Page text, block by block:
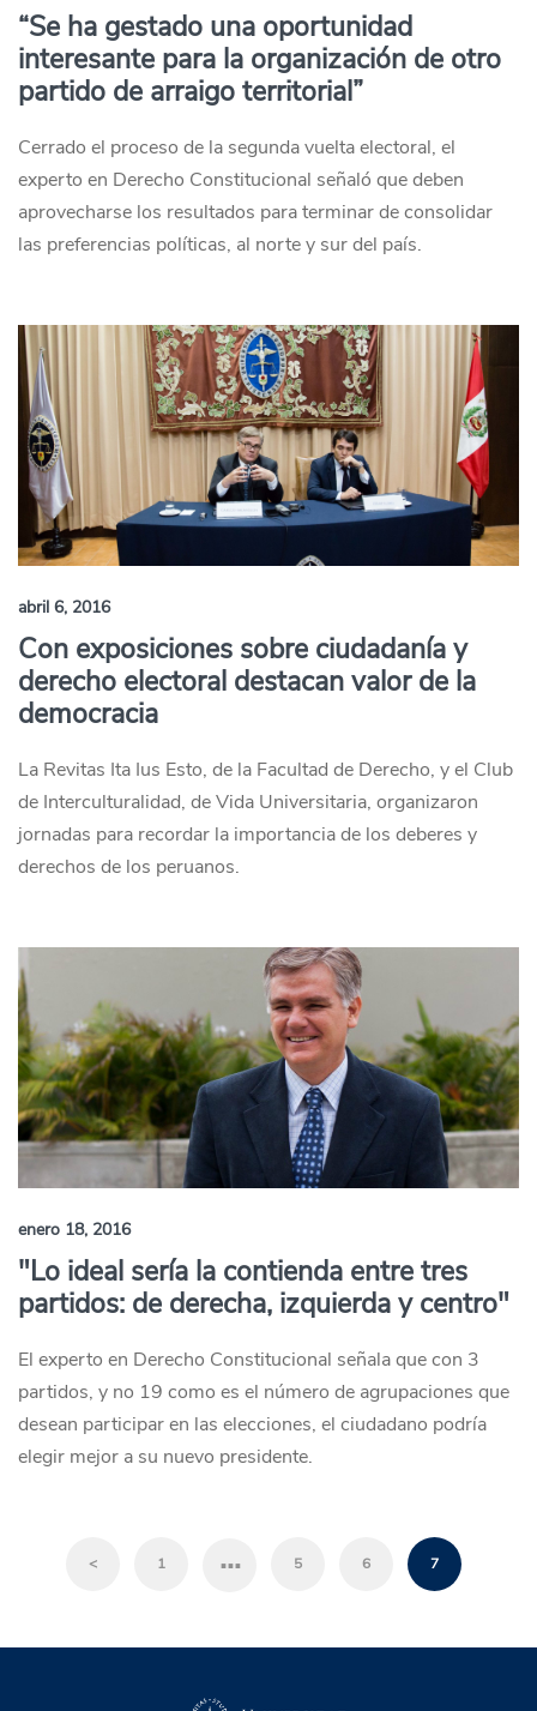
“Se ha gestado una oportunidad
interesante para la organización de otro
partido de arraigo territorial”
Cerrado el proceso de la segunda vuelta electoral, el
experto en Derecho Constitucional señaló que deben
aprovecharse los resultados para terminar de consolidar
las preferencias políticas, al norte y sur del país.
abril 6, 2016
Con exposiciones sobre ciudadanía y
derecho electoral destacan valor de la
democracia
La Revitas Ita Ius Esto, de la Facultad de Derecho, y el Club
de Interculturalidad, de Vida Universitaria, organizaron
jornadas para recordar la importancia de los deberes y
derechos de los peruanos.
enero 18, 2016
"Lo ideal sería la contienda entre tres
partidos: de derecha, izquierda y centro"
El experto en Derecho Constitucional señala que con 3
partidos, y no 19 como es el número de agrupaciones que
desean participar en las elecciones, el ciudadano podría
elegir mejor a su nuevo presidente.
< 1 … 5 6 7